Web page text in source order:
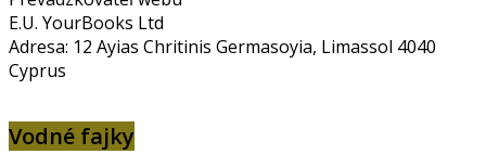
E.U. YourBooks Ltd
Adresa: 12 Ayias Chritinis Germasoyia, Limassol 4040
Cyprus
Vodné fajky